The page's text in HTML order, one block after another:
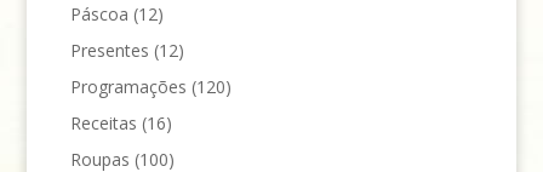
Páscoa (12)
Presentes (12)
Programações (120)
Receitas (16)
Roupas (100)